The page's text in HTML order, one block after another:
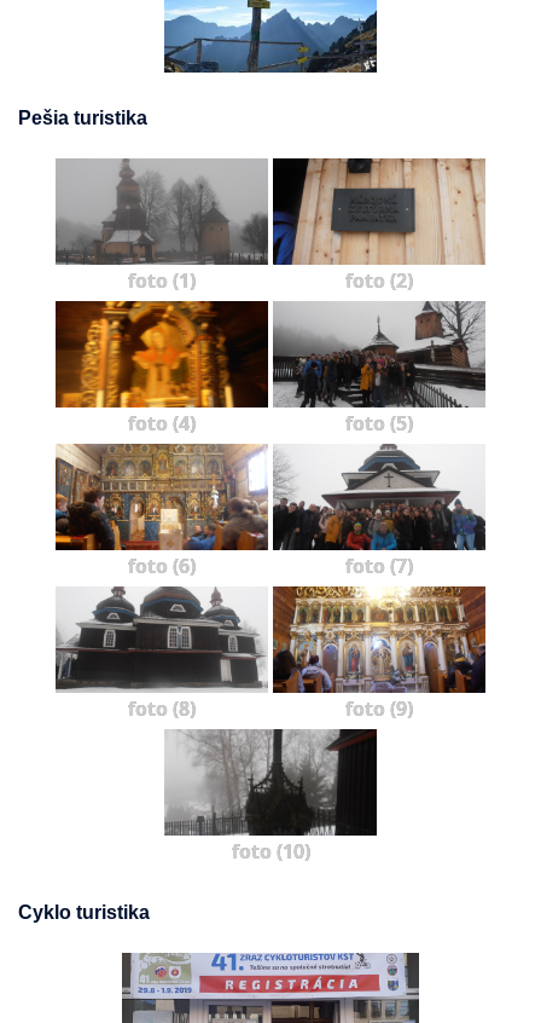
Pešia turistika
foto (1) foto (2)
foto (4) foto (5)
foto (6) foto (7)
foto (8) foto (9)
foto (10)
Cyklo turistika